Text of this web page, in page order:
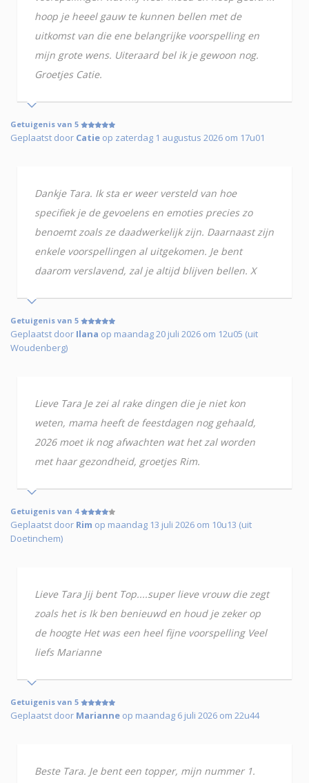
hoop je heeel gauw te kunnen bellen met de
uitkomst van die ene belangrijke voorspelling en
mijn grote wens. Uiteraard bel ik je gewoon nog.
Groetjes Catie.
Getuigenis van 5
Geplaatst door Catie op zaterdag 1 augustus 2026 om 17u01
Dankje Tara. Ik sta er weer versteld van hoe
specifiek je de gevoelens en emoties precies zo
benoemt zoals ze daadwerkelijk zijn. Daarnaast zijn
enkele voorspellingen al uitgekomen. Je bent
daarom verslavend, zal je altijd blijven bellen. X
Getuigenis van 5
Geplaatst door Ilana op maandag 20 juli 2026 om 12u05 (uit
Woudenberg)
Lieve Tara Je zei al rake dingen die je niet kon
weten, mama heeft de feestdagen nog gehaald,
2026 moet ik nog afwachten wat het zal worden
met haar gezondheid, groetjes Rim.
Getuigenis van 4
Geplaatst door Rim op maandag 13 juli 2026 om 10u13 (uit
Doetinchem)
Lieve Tara Jij bent Top....super lieve vrouw die zegt
zoals het is Ik ben benieuwd en houd je zeker op
de hoogte Het was een heel fijne voorspelling Veel
liefs Marianne
Getuigenis van 5
Geplaatst door Marianne op maandag 6 juli 2026 om 22u44
Beste Tara. Je bent een topper, mijn nummer 1.